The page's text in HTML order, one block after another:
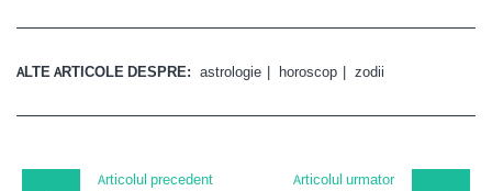
ALTE ARTICOLE DESPRE: astrologie horoscop zodii
Articolul precedent Articolul urmator